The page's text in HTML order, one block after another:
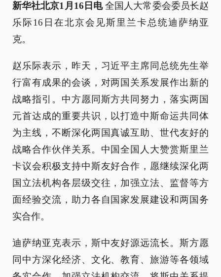
新华社北京1月16日电全国人大常委会委员长赵
乐际16日在北京会见斯里兰卡总统迪萨纳亚
克。
赵乐际表示，昨天，习近平主席同总统先生举
行富有成果的会谈，对两国关系发展作出新的
战略指引。中方愿同斯方共同努力，落实两国
元首达成的重要共识，以打造中斯命运共同体
为主线，不断深化两国真诚互助、世代友好的
战略合作伙伴关系。中国全国人大赞赏斯里兰
卡议会积极支持中斯友好合作，愿继续深化两
国立法机构各层级交往，加强立法、监督等方
面经验交流，助力各自国家发展建设和两国务
实合作。
迪萨纳亚克表示，斯中友好源远流长。斯方愿
同中方深化经济、文化、教育、旅游等各领域